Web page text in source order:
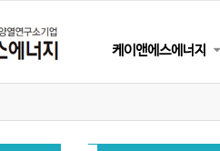
케이앤에스에너지